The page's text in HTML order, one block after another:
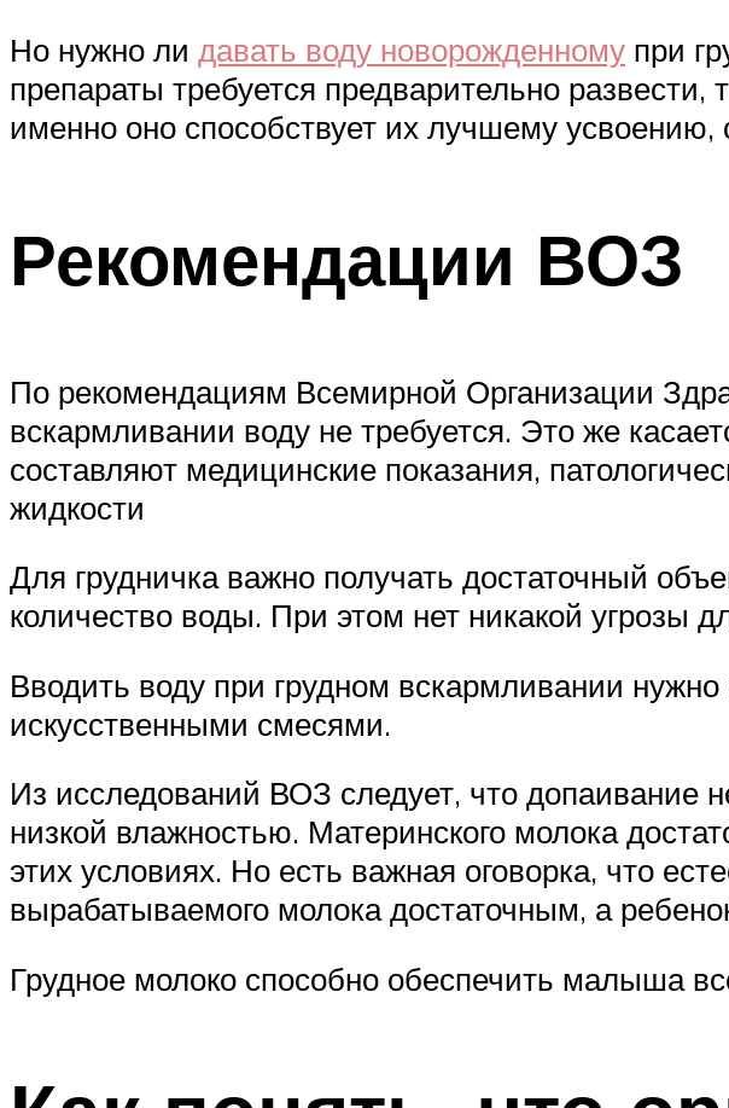
Но нужно ли давать воду новорожденному при
препараты требуется предварительно
именно оно способствует их лучшему
Рекомендации ВОЗ
По рекомендациям Всемирной Организации
вскармливании воду не требуется. Это же
составляют медицинские показания,
жидкости
Для грудничка важно получать достаточный
количество воды. При этом нет никакой угрозы
Вводить воду при грудном вскармливании
искусственными смесями.
Из исследований ВОЗ следует, что допаивание
низкой влажностью. Материнского молока
этих условиях. Но есть важная оговорка, что
вырабатываемого молока достаточным, а
Грудное молоко способно обеспечить малыша